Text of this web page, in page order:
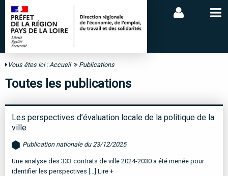
Vous êtes ici :Accueil Publications
Toutes les publications
Les perspectives d’évaluation locale de la politique de la
ville
Publication nationale du 23/12/2025
Une analyse des 333 contrats de ville 2024-2030 a été menée pour
identifier les perspectives […] Lire +